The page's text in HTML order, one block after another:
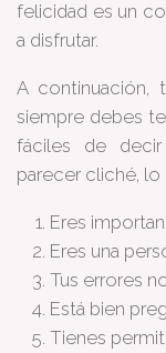
felicidad es un
a disfrutar.
A continuación,
siempre debes
fáciles de
parecer cliché, lo
Eres
Eres una
Tus errores
Está bien
Tienes